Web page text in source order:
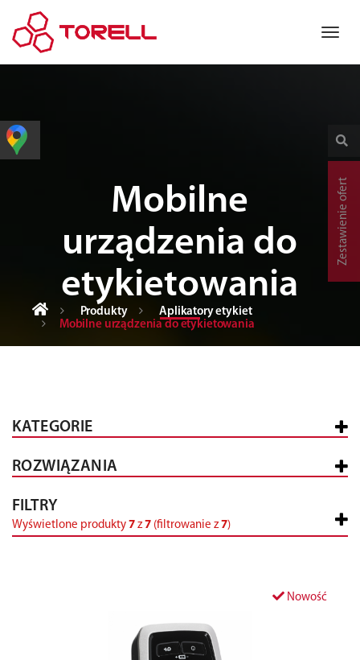
Mobilne
urządzenia do
etykietowania
Produkty
Aplikatory etykiet
Mobilne urządzenia do etykietowania
KATEGORIE
ROZWIĄZANIA
FILTRY
Wyświetlone produkty 7 z7 (filtrowanie z7)
Nowość
Zestawienie ofert